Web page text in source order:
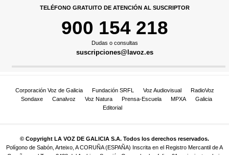
TELÉFONO GRATUITO DE ATENCIÓN AL SUSCRIPTOR
900 154 218
Dudas o consultas
suscripciones@lavoz.es
Corporación Voz de Galicia Fundación SRFL Voz Audiovisual
RadioVoz
Sondaxe
Canalvoz Voz Natura Prensa-Escuela MPXA
Galicia
Editorial
© Copyright LA VOZ DE GALICIA S.A. Todos los derechos reservados.
Polígono de Sabón, Arteixo, A CORUÑA (ESPAÑA) Inscrita en el Registro Mercantil de A